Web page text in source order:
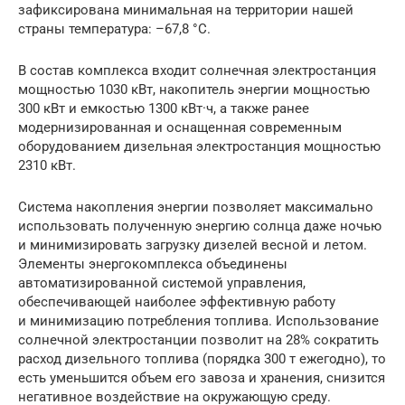
зафиксирована минимальная на территории нашей
страны температура: –67,8 °С.
В состав комплекса входит солнечная электростанция
мощностью 1030 кВт, накопитель энергии мощностью
300 кВт и емкостью 1300 кВт·ч, а также ранее
модернизированная и оснащенная современным
оборудованием дизельная электростанция мощностью
2310 кВт.
Система накопления энергии позволяет максимально
использовать полученную энергию солнца даже ночью
и минимизировать загрузку дизелей весной и летом.
Элементы энергокомплекса объединены
автоматизированной системой управления,
обеспечивающей наиболее эффективную работу
и минимизацию потребления топлива. Использование
солнечной электростанции позволит на 28% сократить
расход дизельного топлива (порядка 300 т ежегодно), то
есть уменьшится объем его завоза и хранения, снизится
негативное воздействие на окружающую среду.